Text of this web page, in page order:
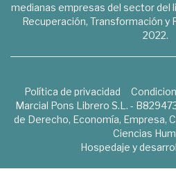
medianas empresas del sector del
Recuperación, Transformación y
2022.
Política de privacidad
Marcial Pons Librero S.L. -
de Derecho, Economía, Empresa,
Ciencias
Hospedaje y